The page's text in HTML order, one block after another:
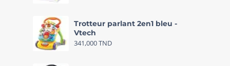
Trotteur parlant 2en1 bleu -
Vtech
341,000TND